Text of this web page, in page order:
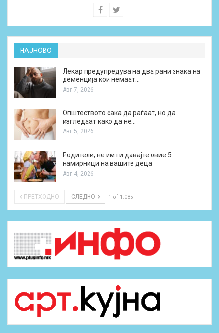
НАЈНОВО
Лекар предупредува на два рани знака на
деменција кои немаат…
Авг 7, 2026
Општеството сака да раѓаат, но да
изгледаат како да не…
Авг 5, 2026
Родители, не им ги давајте овие 5
намирници на вашите деца
Авг 4, 2026
ПРЕТХОДНО СЛЕДНО 1 of 1.085